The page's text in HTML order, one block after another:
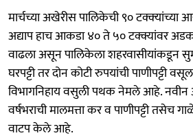
मार्चच्या अखेरीस पालिकेची ९० टक्‍क्‍यांच्या
अद्याप हाच आकडा ४० ते ५० टक्क्यांवर
वाढला असून पालिकेला शहरवासीयांकडून
घरपट्टी तर दोन कोटी रुपयांची पाणीपट्टी
विभागनिहाय वसुली पथक नेमले आहे. नवीन
वर्षभराची मालमत्ता कर व पाणीपट्टी तसेच
वाटप केले आहे.